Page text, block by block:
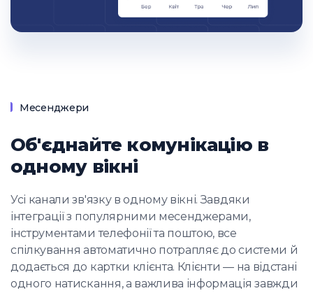
Месенджери
Об'єднайте комунікацію в
одному вікні
Усі канали зв'язку в одному вікні. Завдяки
інтеграції з популярними месенджерами,
інструментами телефонії та поштою, все
спілкування автоматично потрапляє до системи й
додається до картки клієнта. Клієнти — на відстані
одного натискання, а важлива інформація завжди